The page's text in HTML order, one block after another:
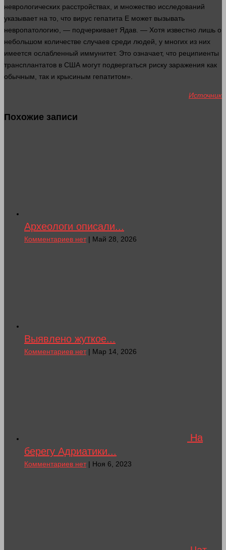
неврологических расстройствах, и множество исследований
указывает на то, что вирус гепатита Е может вызывать
невропатологию, — подчеркивает Ядав. — Хотя известно лишь о
небольшом количестве случаев среди людей , у многих из них
имеется ослабленный иммунитет. Это означает, что реципиенты
трансплантатов в США могут подвергаться риску заражения как
обычным, так и крысиным гепатитом».
Источник
Похожие записи
Археологи описали...
Комментариев нет| Май 28, 2026
Выявлено жуткое...
Комментариев нет| Мар 14, 2026
На
берегу Адриатики...
Комментариев нет| Ноя 6, 2023